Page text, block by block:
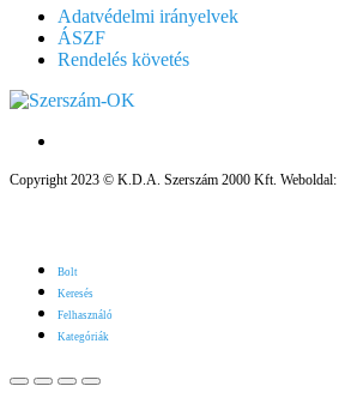
Adatvédelmi irányelvek
ÁSZF
Rendelés követés
Copyright 2023 © K.D.A. Szerszám 2000 Kft. Weboldal:
Bolt
Keresés
Felhasználó
Kategóriák